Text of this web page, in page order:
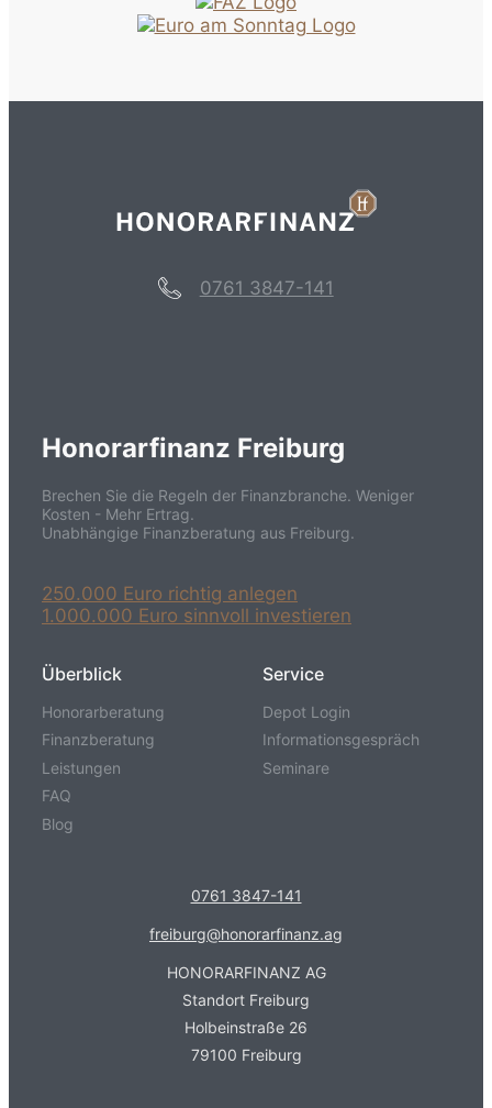
0761 3847-141
Honorarfinanz Freiburg
Brechen Sie die Regeln der Finanzbranche. Weniger
Kosten - Mehr Ertrag.
Unabhängige Finanzberatung aus Freiburg.
250.000 Euro richtig anlegen
1.000.000 Euro sinnvoll investieren
Überblick
Honorarberatung
Finanzberatung
Leistungen
FAQ
Blog
Service
Depot Login
Informationsgespräch
Seminare
0761 3847-141
freiburg@honorarfinanz.ag
HONORARFINANZ AG
Standort Freiburg
Holbeinstraße 26
79100 Freiburg